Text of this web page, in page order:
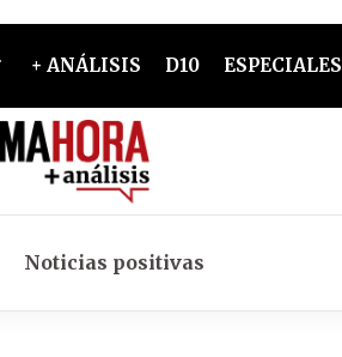
+ ANÁLISIS D10 ESPECIALES
Noticias positivas